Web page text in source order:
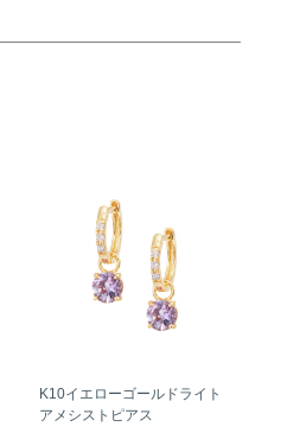
K10イエローゴールドライト
アメシストピアス